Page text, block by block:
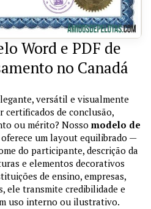
Word e PDF de
no Canadá
versátil e visualmente
certificados de conclusão,
ou mérito? Nosso modelo de
um layout equilibrado —
do participante, descrição da
e elementos decorativos
de ensino, empresas,
ele transmite credibilidade e
uso interno ou ilustrativo.